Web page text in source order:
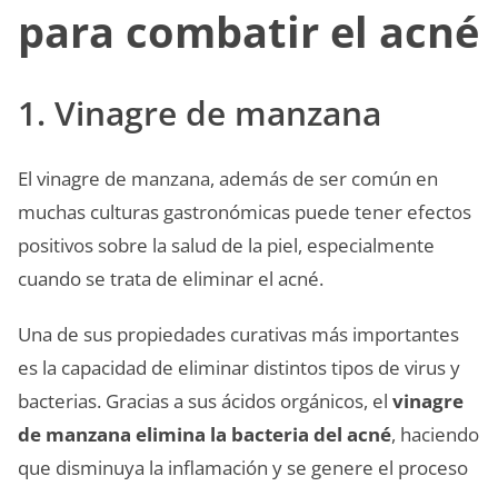
para combatir el acné
1. Vinagre de manzana
El vinagre de manzana, además de ser común en
muchas culturas gastronómicas puede tener efectos
positivos sobre la salud de la piel, especialmente
cuando se trata de eliminar el acné.
Una de sus propiedades curativas más importantes
es la capacidad de eliminar distintos tipos de virus y
bacterias. Gracias a sus ácidos orgánicos, el vinagre
de manzana elimina la bacteria del acné, haciendo
que disminuya la inflamación y se genere el proceso